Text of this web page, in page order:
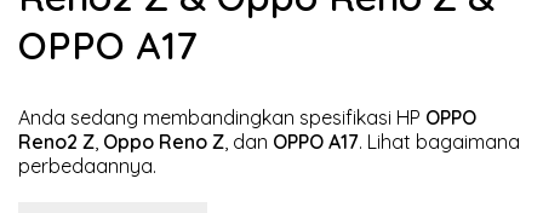
OPPO A17
Anda sedang membandingkan spesifikasi HP OPPO
Reno2 Z, Oppo Reno Z, dan OPPO A17. Lihat bagaimana
perbedaannya.